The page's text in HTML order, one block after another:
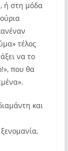
ή στη μόδα
τέλος
να το
που θα
και